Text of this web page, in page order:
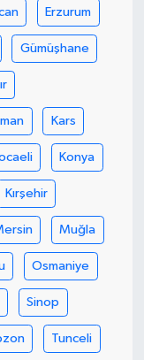
Erzurum
Gümüşhane
Kars
Konya
Kırşehir
Muğla
Osmaniye
Sinop
Tunceli